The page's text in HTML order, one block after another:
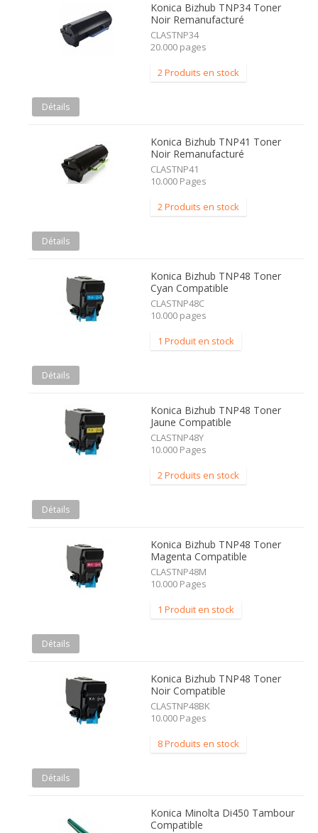
Konica Bizhub TNP34 Toner
Noir Remanufacturé
CLASTNP34
20.000 pages
2 Produits en stock
Détails
Konica Bizhub TNP41 Toner
Noir Remanufacturé
CLASTNP41
10.000 Pages
2 Produits en stock
Détails
Konica Bizhub TNP48 Toner
Cyan Compatible
CLASTNP48C
10.000 pages
1 Produit en stock
Détails
Konica Bizhub TNP48 Toner
Jaune Compatible
CLASTNP48Y
10.000 Pages
2 Produits en stock
Détails
Konica Bizhub TNP48 Toner
Magenta Compatible
CLASTNP48M
10.000 Pages
1 Produit en stock
Détails
Konica Bizhub TNP48 Toner
Noir Compatible
CLASTNP48BK
10.000 Pages
8 Produits en stock
Détails
Konica Minolta Di450 Tambour
Compatible